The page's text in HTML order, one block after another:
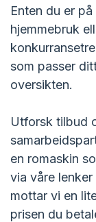
Enten du er
hjemmebruk
som passer
oversikten.
Utforsk tilbud
en romaskin
via våre
mottar vi en
prisen du